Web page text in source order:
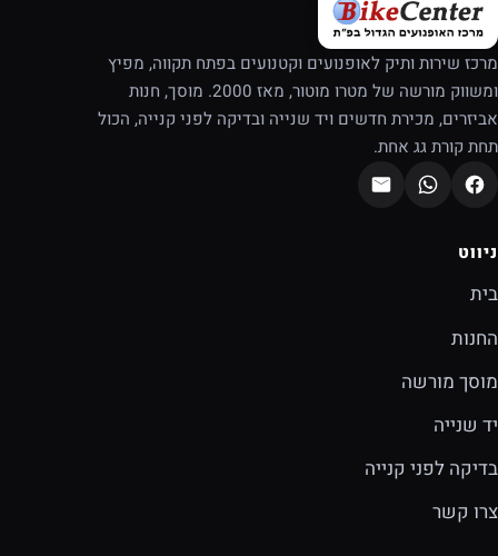
מרכז שירות ותיק לאופנועים וקטנועים בפתח תקווה, מפיץ
ומשווק מורשה של מטרו מוטור, מאז 2000. מוסך, חנות
אביזרים, מכירת חדשים ויד שנייה ובדיקה לפני קנייה, הכול
תחת קורת גג אחת.
ניווט
בית
החנות
מוסך מורשה
יד שנייה
בדיקה לפני קנייה
צרו קשר